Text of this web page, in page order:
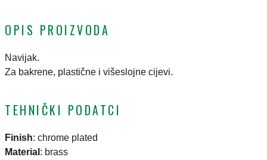
OPIS PROIZVODA
Navijak.
Za bakrene, plastične i višeslojne cijevi.
TEHNIČKI PODATCI
Finish: chrome plated
Material : brass